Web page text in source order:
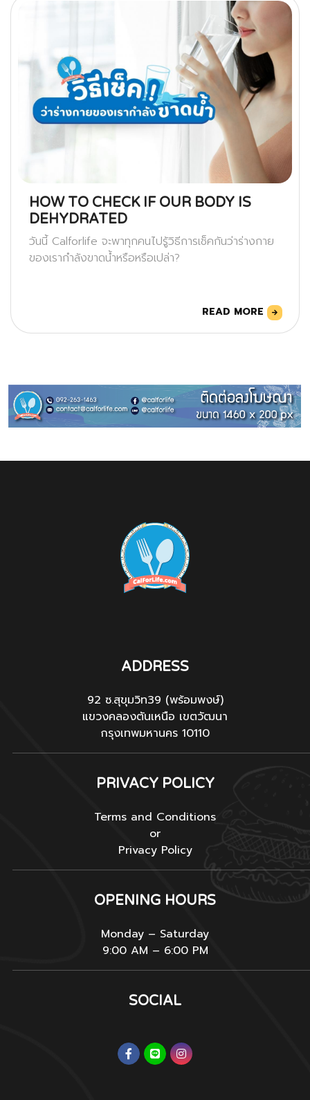
HOW TO CHECK IF OUR BODY IS
DEHYDRATED
วันนี้ Calforlife จะพาทุกคนไปรู้วิธีการเช็คกันว่าร่างกาย
ของเรากำลังขาดน้ำหรือหรือเปล่า?
READ MORE
ADDRESS
92 ซ.สุขุมวิท39 (พร้อมพงษ์)
แขวงคลองตันเหนือ เขตวัฒนา
กรุงเทพมหานคร 10110
PRIVACY POLICY
Terms and Conditions
or
Privacy Policy
OPENING HOURS
Monday – Saturday
9:00 AM – 6:00 PM
SOCIAL